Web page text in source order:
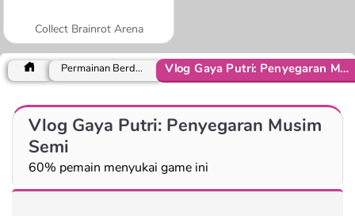
Collect Brainrot Arena
Permainan Berdandan Vlog Gaya Putri: Penyegaran Musim Semi
Vlog Gaya Putri: Penyegaran Musim
Semi
60% pemain menyukai game ini